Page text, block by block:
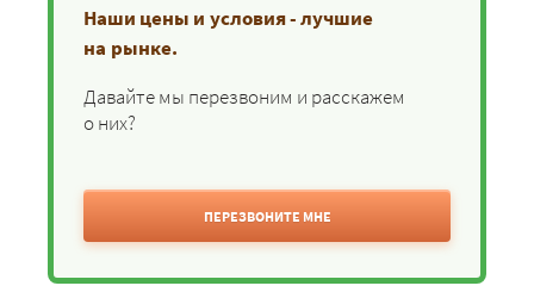
Наши цены и условия - лучшие
на рынке.
Давайте мы перезвоним и расскажем
о них?
ПЕРЕЗВОНИТЕ МНЕ